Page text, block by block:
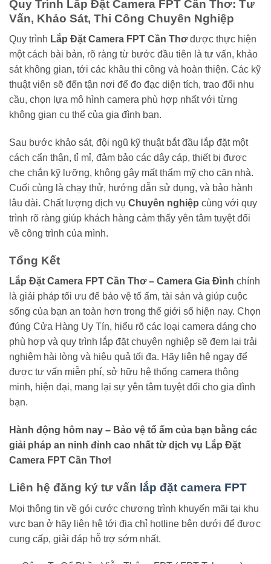
Quy Trình Lắp Đặt Camera FPT Cần Thơ: Tư
Vấn, Khảo Sát, Thi Công Chuyên Nghiệp
Quy trình Lắp Đặt Camera FPT Cần Thơđược thực hiện
một cách bài bản, rõ ràng từ bước đầu tiên là tư vấn, khảo
sát không gian, tới các khâu thi công và hoàn thiện. Các kỹ
thuật viên sẽ đến tận nơi để đo đạc diện tích, trao đổi nhu
cầu, chọn lựa mô hình camera phù hợp nhất với từng
không gian cụ thể của gia đình bạn.
Sau bước khảo sát, đội ngũ kỹ thuật bắt đầu lắp đặt một
cách cẩn thận, tỉ mỉ, đảm bảo các dây cáp, thiết bị được
che chắn kỹ lưỡng, không gây mất thẩm mỹ cho căn nhà.
Cuối cùng là chạy thử, hướng dẫn sử dụng, và bảo hành
lâu dài. Chất lượng dịch vụ Chuyên nghiệp cùng với quy
trình rõ ràng giúp khách hàng cảm thấy yên tâm tuyệt đối
về công trình của mình.
Tổng Kết
Lắp Đặt Camera FPT Cần Thơ – Camera Gia Đình chính
là giải pháp tối ưu để bảo vệ tổ ấm, tài sản và giúp cuộc
sống của bạn an toàn hơn trong thế giới số hiện nay. Chọn
đúng Cửa Hàng Uy Tín, hiểu rõ các loại camera dáng cho
phù hợp và quy trình lắp đặt chuyên nghiệp sẽ đem lại trải
nghiệm hài lòng và hiệu quả tối đa. Hãy liên hệ ngay để
được tư vấn miễn phí, sở hữu hệ thống camera thông
minh, hiện đại, mang lại sự yên tâm tuyệt đối cho gia đình
bạn.
Hành động hôm nay – Bảo vệ tổ ấm của bạn bằng các
giải pháp an ninh đỉnh cao nhất từ dịch vụ Lắp Đặt
Camera FPT Cần Thơ!
Liên hệ đăng ký tư vấn lắp đặt camera FPT
Mọi thông tin về gói cước chương trình khuyến mãi tại khu
vực bạn ở hãy liên hệ tới địa chỉ hotline bên dưới để được
cung cấp, giải đáp hỗ trợ sớm nhất.